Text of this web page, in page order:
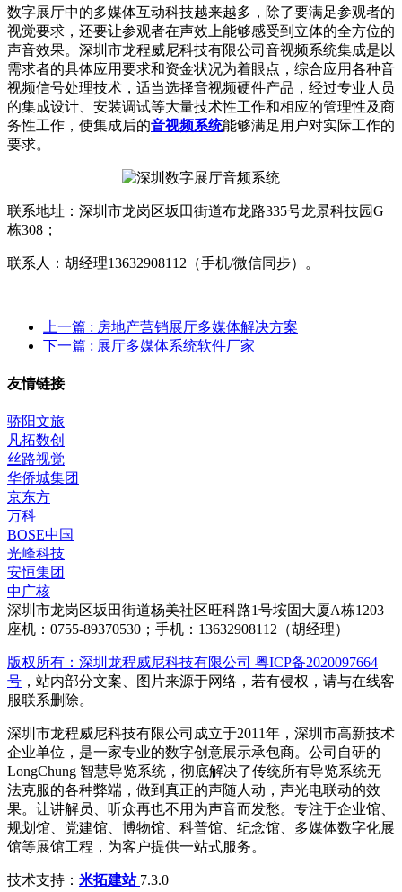
数字展厅中的多媒体互动科技越来越多，除了要满足参观者的
视觉要求，还要让参观者在声效上能够感受到立体的全方位的
声音效果。深圳市龙程威尼科技有限公司音视频系统集成是以
需求者的具体应用要求和资金状况为着眼点，综合应用各种音
视频信号处理技术，适当选择音视频硬件产品，经过专业人员
的集成设计、安装调试等大量技术性工作和相应的管理性及商
务性工作，使集成后的音视频系统能够满足用户对实际工作的
要求。
联系地址：深圳市龙岗区坂田街道布龙路335号龙景科技园G
栋308；
联系人：胡经理13632908112（手机/微信同步）。
上一篇 : 房地产营销展厅多媒体解决方案
下一篇 : 展厅多媒体系统软件厂家
友情链接
骄阳文旅
凡拓数创
丝路视觉
华侨城集团
京东方
万科
BOSE中国
光峰科技
安恒集团
中广核
深圳市龙岗区坂田街道杨美社区旺科路1号垵固大厦A栋1203
座机：0755-89370530；手机：13632908112（胡经理）
版权所有：深圳龙程威尼科技有限公司 粤ICP备2020097664
号 ，站内部分文案、图片来源于网络，若有侵权，请与在线客
服联系删除。
深圳市龙程威尼科技有限公司成立于2011年，深圳市高新技术
企业单位，是一家专业的数字创意展示承包商。公司自研的
LongChung 智慧导览系统，彻底解决了传统所有导览系统无
法克服的各种弊端，做到真正的声随人动，声光电联动的效
果。让讲解员、听众再也不用为声音而发愁。专注于企业馆、
规划馆、党建馆、博物馆、科普馆、纪念馆、多媒体数字化展
馆等展馆工程，为客户提供一站式服务。
技术支持： 米拓建站 7.3.0